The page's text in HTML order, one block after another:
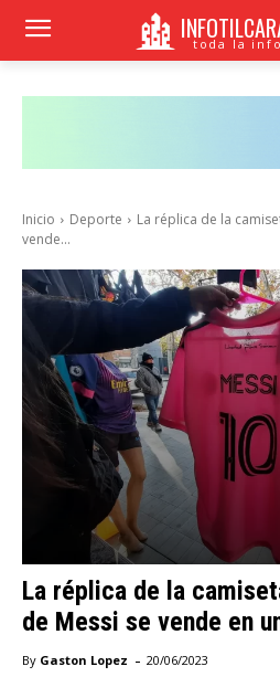
toda la
Inicio Deporte
La réplica de la
vende...
La réplica de la
de Messi se vende en
By Gaston Lopez - 20/06/2023